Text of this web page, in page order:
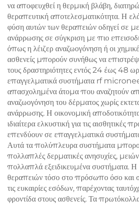
να αποφευχθεί η θερμική βλάβη,
θεραπευτική αποτελεσματικότητα. Η
φύση αυτών των θεραπειών οδηγεί σε
ανάρρωσης σε σύγκριση με πιο
όπως η λέιζερ αναζωογόνηση ή οι
ασθενείς μπορούν συνήθως να
τους δραστηριότητες εντός 24 έως 48
επαγγελματικά συστήματα rf
απασχολημένα άτομα που αναζητούν
αναζωογόνηση του δέρματος χωρίς
ανάρρωσης. Η οικονομική
ιδιαίτερα ελκυστική για τις αισθητικές
επενδύουν σε επαγγελματικά
Αυτά τα πολύπλευρα συστήματα
πολλαπλές δερματικές ανησυχίες,
πολλαπλά εξειδικευμένα συστήματα. Η
θεραπειών τόσο στο πρόσωπο όσο και
τις ευκαιρίες εσόδων, παρέχοντας
φροντίδα στους ασθενείς. Τα